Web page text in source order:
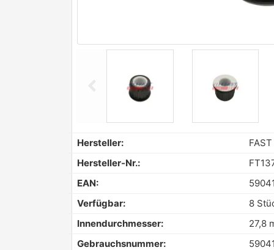
Previous
Hersteller: FAST
Hersteller-Nr.:
EAN:
Verfügbar:
8
Innendurchmesser:
27,8
Gebrauchsnummer: